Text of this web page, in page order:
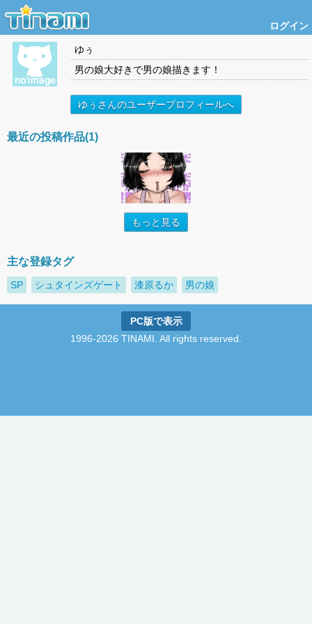
ログイン
ゆぅ
男の娘大好きで男の娘描きます！
ゆぅさんのユーザープロフィールへ
最近の投稿作品(1)
もっと見る
主な登録タグ
SP シュタインズゲート 漆原るか 男の娘
PC版で表示
1996-2026 TINAMI. All rights reserved.